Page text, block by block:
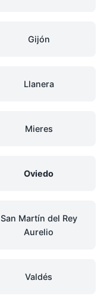
Gijón
Llanera
Mieres
Oviedo
San Martín del Rey
Aurelio
Valdés